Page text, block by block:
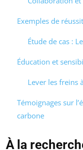
Exemples de
Étude de cas :
Éducation et
Lever les freins
Témoignages sur
carbone
À la